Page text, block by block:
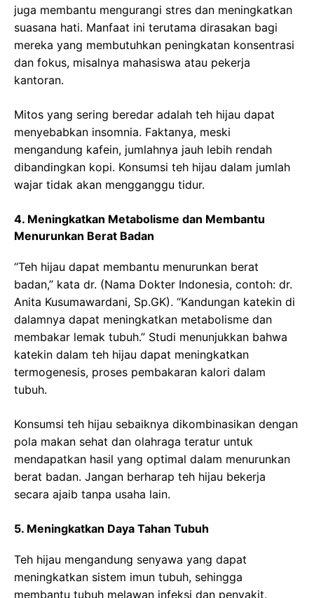
juga membantu mengurangi stres dan meningkatkan
suasana hati. Manfaat ini terutama dirasakan bagi
mereka yang membutuhkan peningkatan konsentrasi
dan fokus, misalnya mahasiswa atau pekerja
kantoran.
Mitos yang sering beredar adalah teh hijau dapat
menyebabkan insomnia. Faktanya, meski
mengandung kafein, jumlahnya jauh lebih rendah
dibandingkan kopi. Konsumsi teh hijau dalam jumlah
wajar tidak akan mengganggu tidur.
4. Meningkatkan Metabolisme dan Membantu
Menurunkan Berat Badan
“Teh hijau dapat membantu menurunkan berat
badan,” kata dr. (Nama Dokter Indonesia, contoh: dr.
Anita Kusumawardani, Sp.GK). “Kandungan katekin di
dalamnya dapat meningkatkan metabolisme dan
membakar lemak tubuh.” Studi menunjukkan bahwa
katekin dalam teh hijau dapat meningkatkan
termogenesis, proses pembakaran kalori dalam
tubuh.
Konsumsi teh hijau sebaiknya dikombinasikan dengan
pola makan sehat dan olahraga teratur untuk
mendapatkan hasil yang optimal dalam menurunkan
berat badan. Jangan berharap teh hijau bekerja
secara ajaib tanpa usaha lain.
5. Meningkatkan Daya Tahan Tubuh
Teh hijau mengandung senyawa yang dapat
meningkatkan sistem imun tubuh, sehingga
membantu tubuh melawan infeksi dan penyakit.